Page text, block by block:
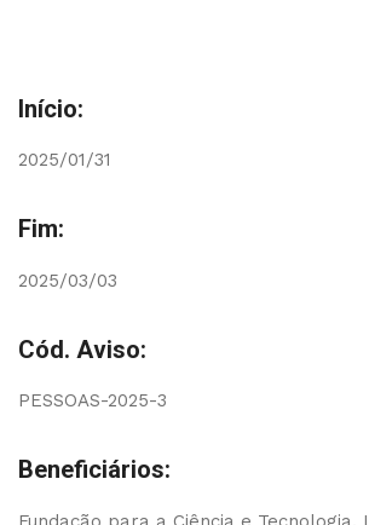
Início:
2025/01/31
Fim:
2025/03/03
Cód. Aviso:
PESSOAS-2025-3
Beneficiários: